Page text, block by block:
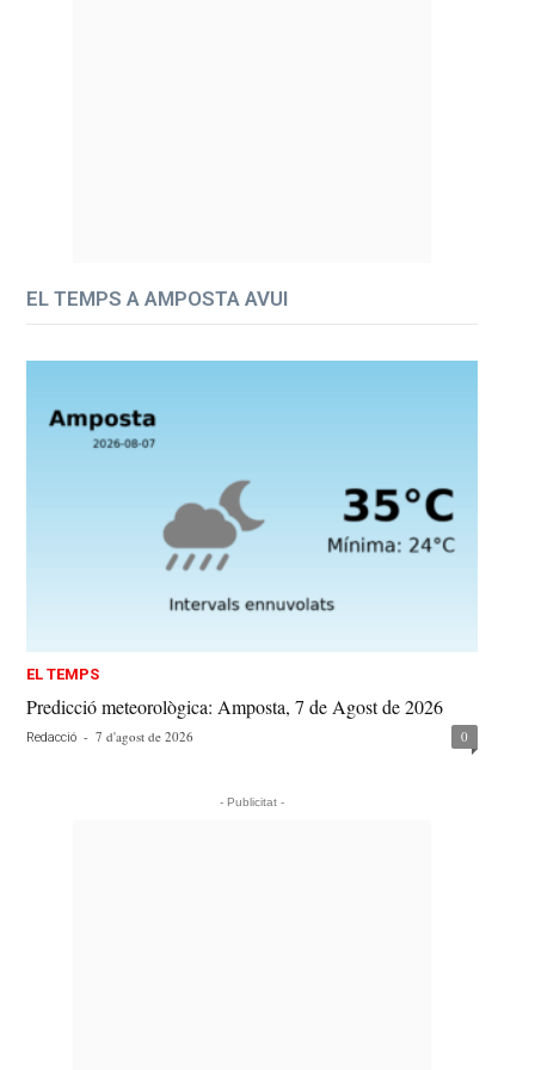
EL TEMPS A AMPOSTA AVUI
EL TEMPS
Predicció meteorològica: Amposta, 7 de Agost de 2026
Redacció - 7 d'agost de 2026 0
- Publicitat -